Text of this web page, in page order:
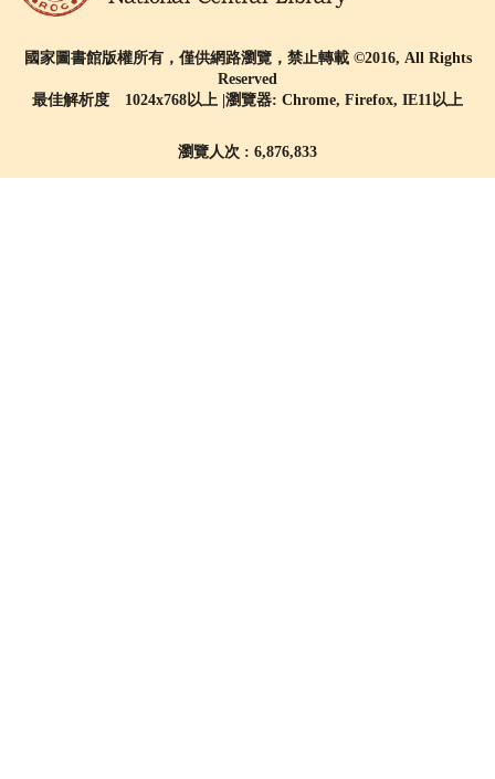
國家圖書館版權所有，僅供網路瀏覽，禁止轉載 ©2016, All Rights
Reserved
最佳解析度 1024x768以上 |瀏覽器: Chrome, Firefox, IE11以上
瀏覽人次 : 6,876,833